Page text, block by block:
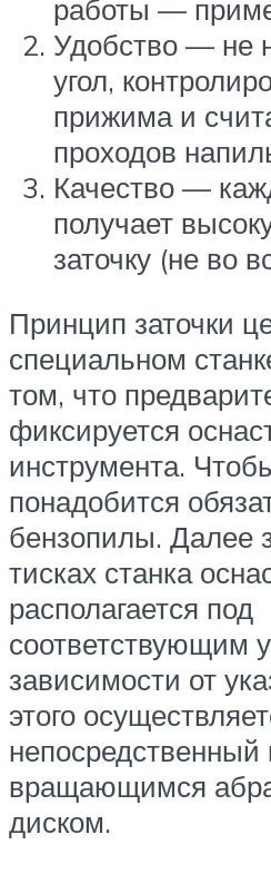
работы —
Удобство — не
угол,
прижима и
проходов
Качество —
получает
заточку (не во
Принцип заточки
специальном
том, что
фиксируется
инструмента.
понадобится
бензопилы. Далее
тисках станка
располагается под
соответствующим
зависимости от
этого
непосредственный
вращающимся
диском.